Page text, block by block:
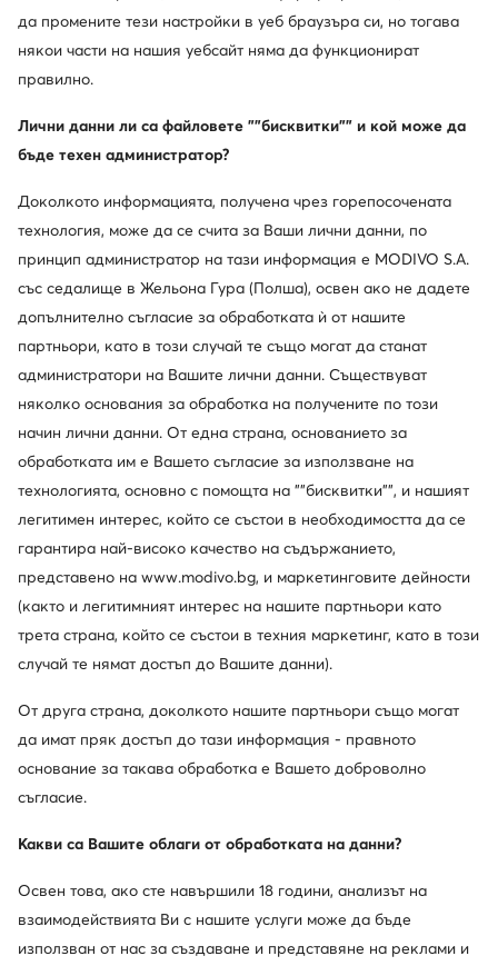
да промените тези настройки в уеб браузъра си, но тогава
някои части на нашия уебсайт няма да функционират
правилно.
Лични данни ли са файловете ""бисквитки"" и кой може да
бъде техен администратор?
Доколкото информацията, получена чрез горепосочената
технология, може да се счита за Ваши лични данни, по
принцип администратор на тази информация е MODIVO S.A.
със седалище в Жельона Гура (Полша), освен ако не дадете
допълнително съгласие за обработката ѝ от нашите
партньори, като в този случай те също могат да станат
администратори на Вашите лични данни. Съществуват
няколко основания за обработка на получените по този
начин лични данни. От една страна, основанието за
обработката им е Вашето съгласие за използване на
технологията, основно с помощта на ""бисквитки"", и нашият
легитимен интерес, който се състои в необходимостта да се
гарантира най-високо качество на съдържанието,
представено на www.modivo.bg, и маркетинговите дейности
(както и легитимният интерес на нашите партньори като
трета страна, който се състои в техния маркетинг, като в този
случай те нямат достъп до Вашите данни).
От друга страна, доколкото нашите партньори също могат
да имат пряк достъп до тази информация - правното
основание за такава обработка е Вашето доброволно
съгласие.
Какви са Вашите облаги от обработката на данни?
Освен това, ако сте навършили 18 години, анализът на
взаимодействията Ви с нашите услуги може да бъде
използван от нас за създаване и представяне на реклами и